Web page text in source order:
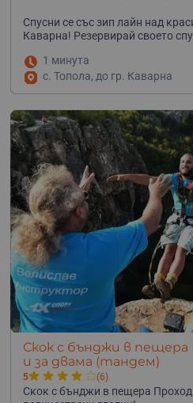
Спусни се със зип лайн над
Каварна! Резервирай своето
1 минута
с. Топола, до гр. Каварна
Скок с бънджи в пещера
и за двама (тандем)
5 (6)
Скок с бънджи в пещера